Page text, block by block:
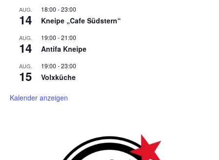
AUG.
14
18:00 -23:00
Kneipe „Cafe Südstern“
AUG.
14
19:00 -21:00
Antifa Kneipe
AUG.
15
19:00 -23:00
Volxküche
Kalender anzeigen